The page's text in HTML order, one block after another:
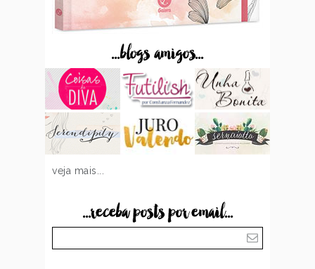
...blogs amigos...
veja mais...
...receba posts por email...